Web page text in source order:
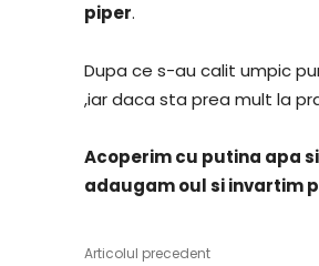
piper.
Dupa ce s-au calit umpic
,iar daca sta prea mult la
Acoperim cu putina apa
adaugam oul si invartim
Articolul precedent